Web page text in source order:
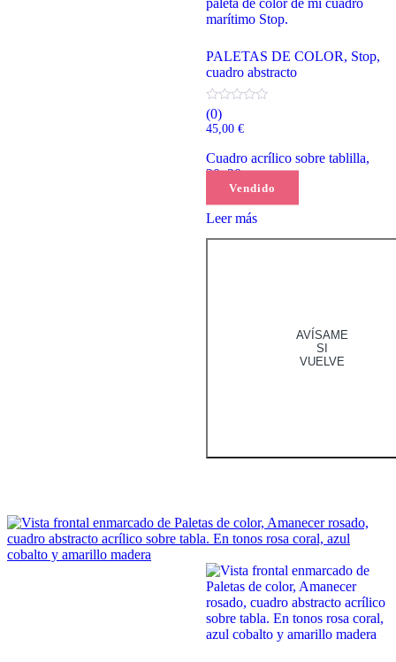
Vendido
PALETAS DE COLOR, Stop,
cuadro abstracto
(0)
45,00 €
Cuadro acrílico sobre tablilla,
20x20cm
Leer más
AVÍSAME
SI
VUELVE